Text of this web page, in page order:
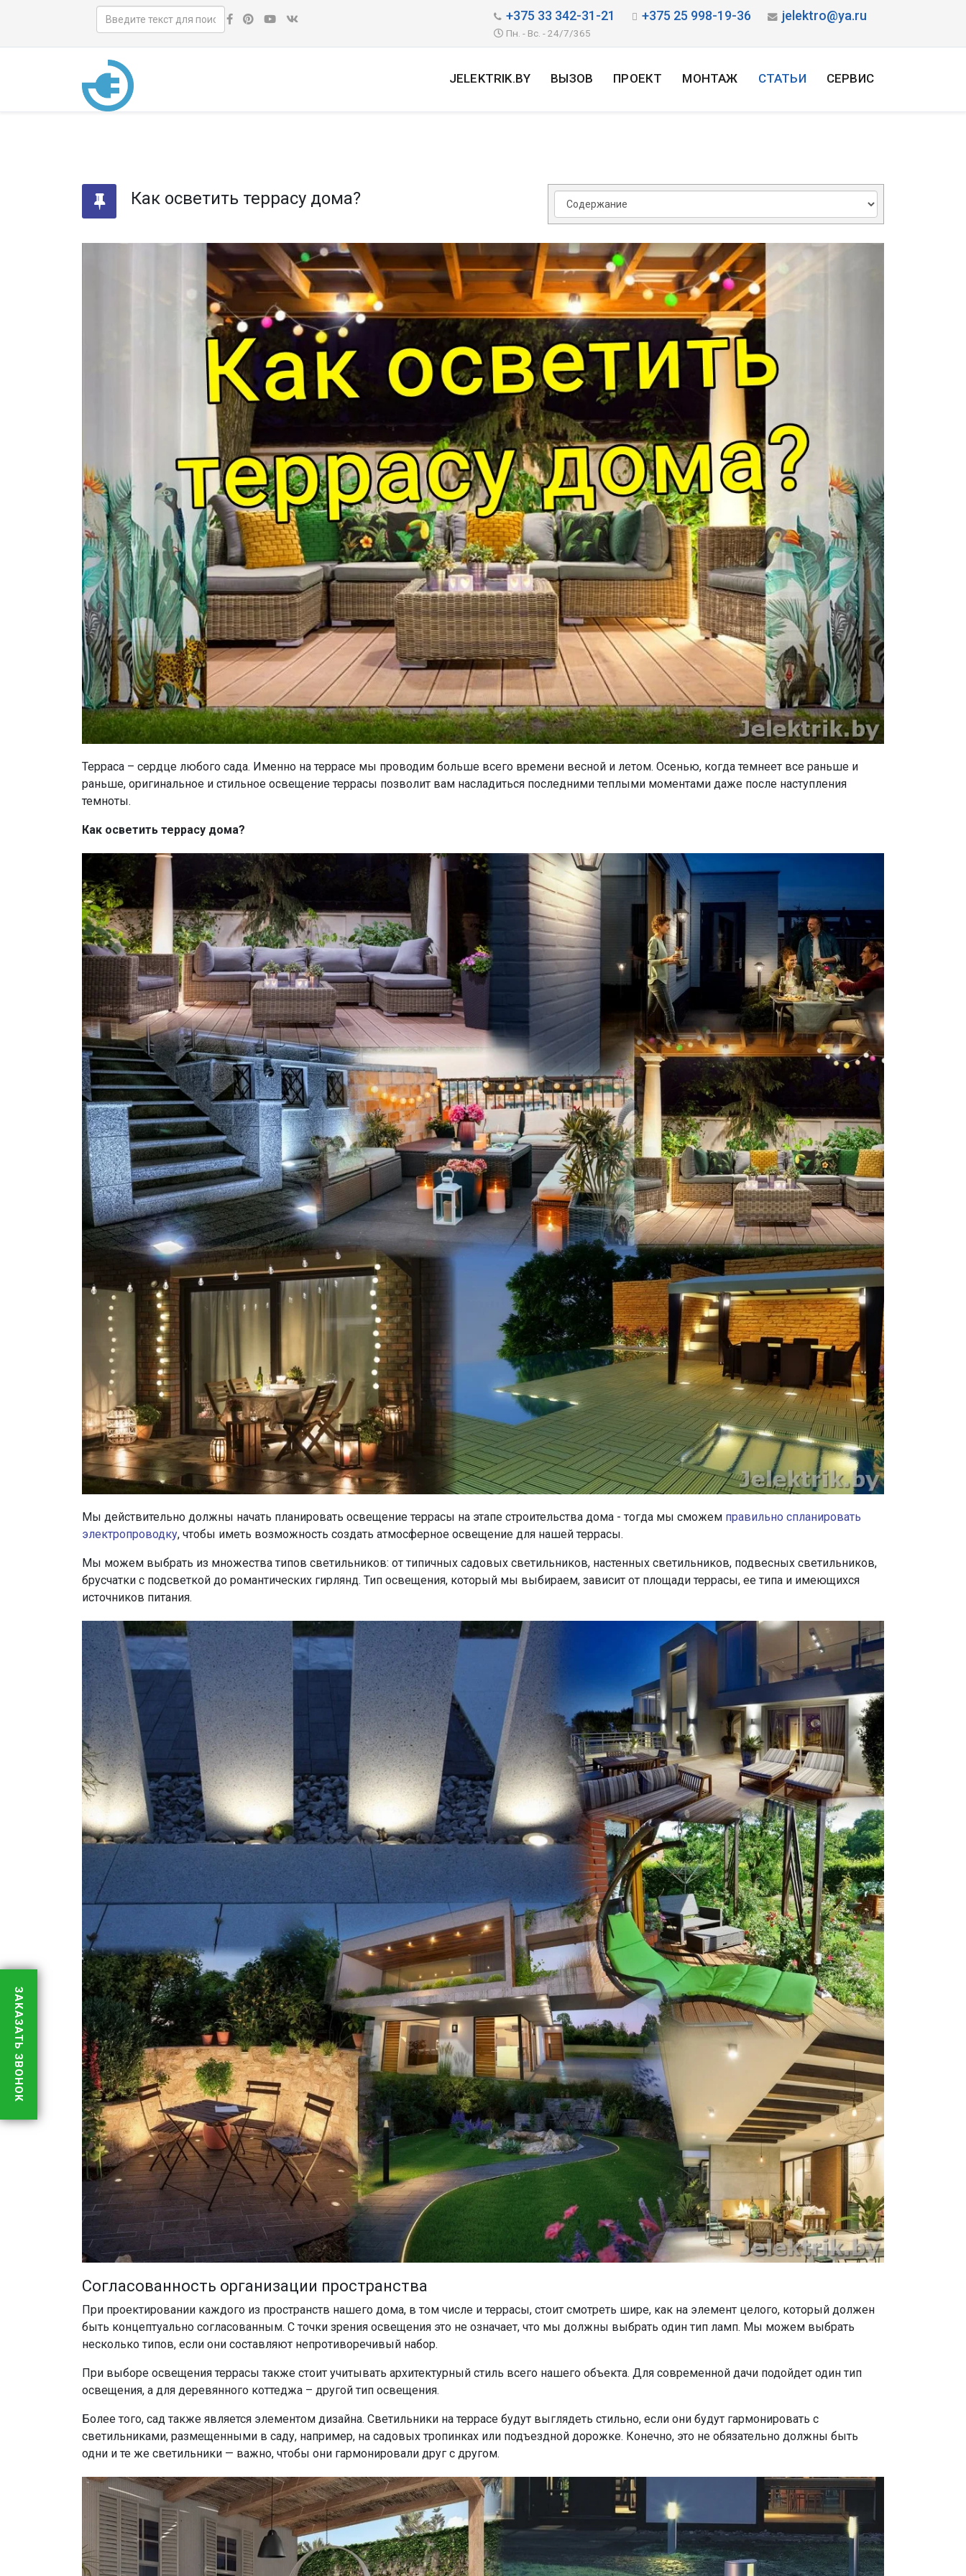
+375 33 342-31-21 +375 25 998-19-36 jelektro@ya.ru
Пн. - Вс. - 24/7/365
JELEKTRIK.BY ВЫЗОВ ПРОЕКТ МОНТАЖ СТАТЬИ СЕРВИС
Как осветить террасу дома?
Терраса – сердце любого сада. Именно на террасе мы проводим больше всего времени весной и летом. Осенью, когда темнеет все раньше и
раньше, оригинальное и стильное освещение террасы позволит вам насладиться последними теплыми моментами даже после наступления
темноты.
Как осветить террасу дома?
Мы действительно должны начать планировать освещение террасы на этапе строительства дома - тогда мы сможем правильно спланировать
электропроводку, чтобы иметь возможность создать атмосферное освещение для нашей террасы.
Мы можем выбрать из множества типов светильников: от типичных садовых светильников, настенных светильников, подвесных светильников,
брусчатки с подсветкой до романтических гирлянд. Тип освещения, который мы выбираем, зависит от площади террасы, ее типа и имеющихся
источников питания.
Согласованность организации пространства
При проектировании каждого из пространств нашего дома, в том числе и террасы, стоит смотреть шире, как на элемент целого, который должен
быть концептуально согласованным. С точки зрения освещения это не означает, что мы должны выбрать один тип ламп. Мы можем выбрать
несколько типов, если они составляют непротиворечивый набор.
При выборе освещения террасы также стоит учитывать архитектурный стиль всего нашего объекта. Для современной дачи подойдет один тип
освещения, а для деревянного коттеджа – другой тип освещения.
Более того, сад также является элементом дизайна. Светильники на террасе будут выглядеть стильно, если они будут гармонировать с
светильниками, размещенными в саду, например, на садовых тропинках или подъездной дорожке. Конечно, это не обязательно должны быть
одни и те же светильники — важно, чтобы они гармонировали друг с другом.
ЗАКАЗАТЬ ЗВОНОК